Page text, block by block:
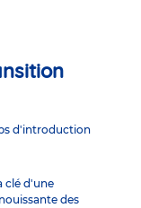
d'introduction
clé d'une
des